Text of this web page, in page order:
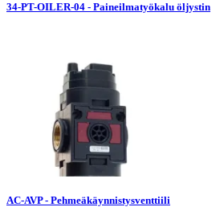
34-PT-OILER-04 - Paineilmatyökalu öljystin
AC-AVP - Pehmeäkäynnistysventtiili